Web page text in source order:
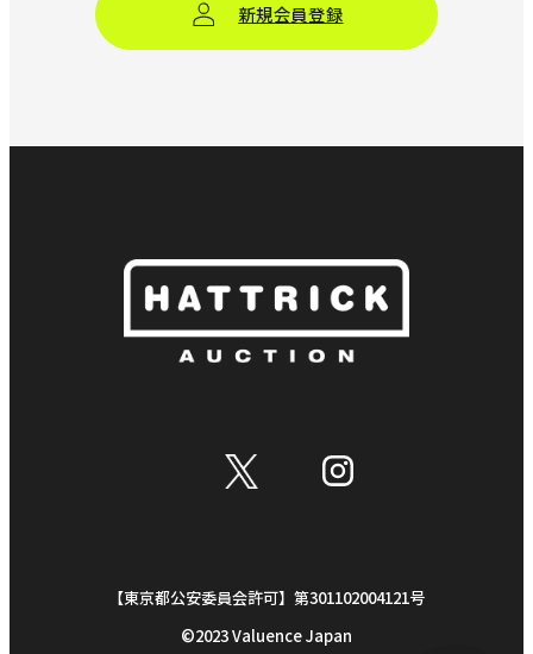
新規会員登録
【東京都公安委員会許可】第301102004121号
©︎2023 Valuence Japan